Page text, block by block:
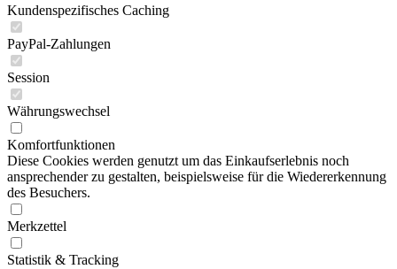
Kundenspezifisches Caching
PayPal-Zahlungen
Session
Währungswechsel
Komfortfunktionen
Diese Cookies werden genutzt um das Einkaufserlebnis noch
ansprechender zu gestalten, beispielsweise für die Wiedererkennung
des Besuchers.
Merkzettel
Statistik & Tracking